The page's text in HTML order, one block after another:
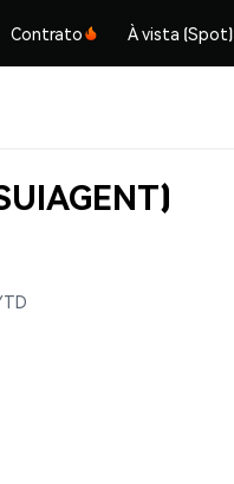
Contrato À vista (Spot)